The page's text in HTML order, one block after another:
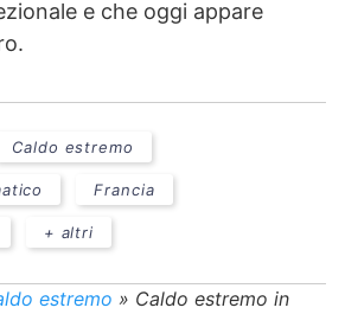
e che oggi appare
Caldo estremo
Francia
+ altri
estremo » Caldo estremo in